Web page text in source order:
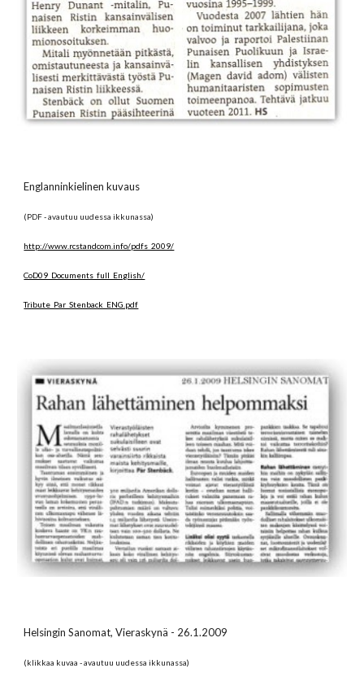
Englanninkielinen kuvaus
(PDF - avautuu uudessa ikkunassa)
http://www.rcstandcom.info/pdfs_2009/
CoD09_Documents_full_English/
Tribute_Par_Stenback_ENG.pdf
Helsingin Sanomat, Vieraskynä - 26.1.2009
(klikkaa kuvaa - avautuu uudessa ikkunassa)